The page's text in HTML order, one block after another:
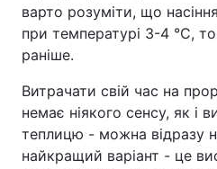
варто розуміти, що
при температурі 3-4 °С,
раніше.
Витрачати свій час на
немає ніякого сенсу, як і
теплицю - можна відразу
найкращий варіант - це